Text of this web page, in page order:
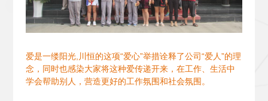
爱是一缕阳光,川恒的这项“爱心”举措诠释了公司“爱人”的理
念，同时也感染大家将这种爱传递开来，在工作、生活中
学会帮助别人，营造更好的工作氛围和社会氛围。